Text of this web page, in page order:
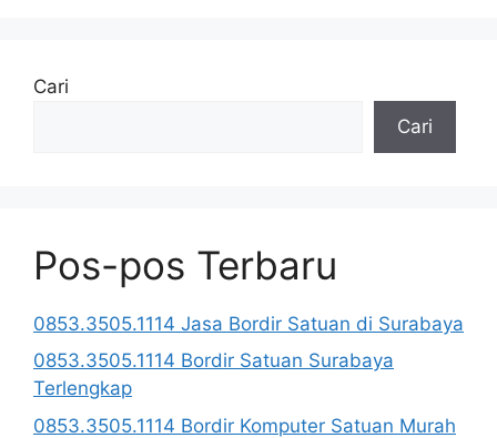
Cari
Cari
Pos-pos Terbaru
0853.3505.1114 Jasa Bordir Satuan di Surabaya
0853.3505.1114 Bordir Satuan Surabaya
Terlengkap
0853.3505.1114 Bordir Komputer Satuan Murah